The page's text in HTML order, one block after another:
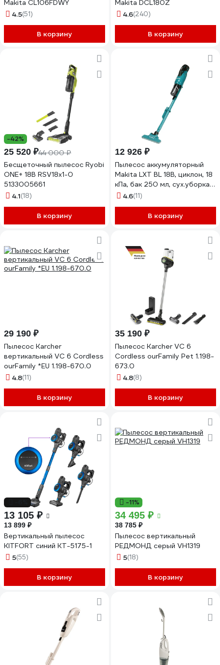
Makita CL106FDWY
4.5(51)
В корзину
Makita DCL180Z
4.6(240)
В корзину
-42%
25 520 ₽44 000 ₽
Бесщеточный пылесос Ryobi
ONE+ 18В RSV18x1-0
5133005661
4.1(18)
В корзину
12 926 ₽
Пылесос аккумуляторный
Makita LXT BL 18В, циклон, 18
кПа, бак 250 мл, сух.уборка,
1.6–1.9 кг, трубка, насадки в
DCL286FZ
4.6(11)
В корзину
29 190 ₽
Пылесос Karcher
вертикальный VC 6 Cordless
ourFamily *EU 1.198-670.0
4.8(11)
В корзину
35 190 ₽
Пылесос Karcher VC 6
Cordless ourFamily Pet 1.198-
673.0
4.8(8)
В корзину
13 105 ₽
13 899 ₽
Вертикальный пылесос
KITFORT синий КТ-5175-1
5(55)
В корзину
-11%
34 495 ₽
38 785 ₽
Пылесос вертикальный
РЕДМОНД серый VH1319
5(18)
В корзину